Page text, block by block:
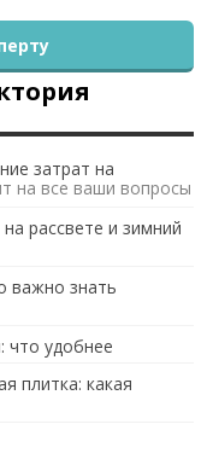
на все ваши вопросы
затрат на
рассвете и зимний
важно знать
что удобнее
плитка: какая